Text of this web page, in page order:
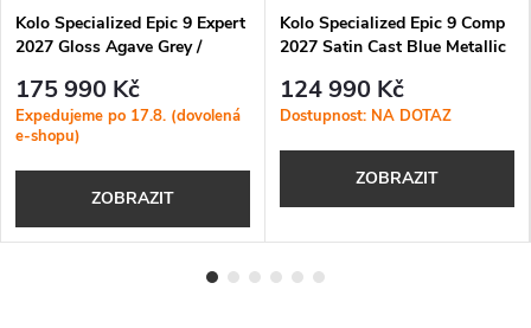
Kolo Specialized Epic 9 Expert
2027 Gloss Agave Grey /
175 990 Kč
Expedujeme po 17.8. (dovolená
e-shopu)
ZOBRAZIT
Kolo Specialized Epic 9 Comp
2027 Satin Cast Blue Metallic
124 990 Kč
Dostupnost: NA DOTAZ
ZOBRAZIT